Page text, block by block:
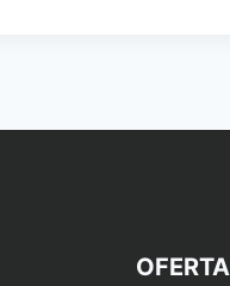
OFERTA